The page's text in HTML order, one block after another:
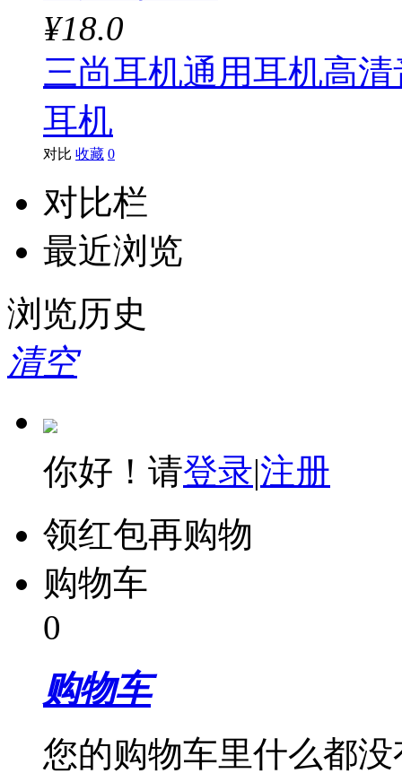
¥18.0
三尚耳机通用耳机高
耳机
对比 收藏 0
对比栏
最近浏览
浏览历史
清空
你好！请登录|注册
领红包再购物
购物车
0
购物车
您的购物车里什么都没